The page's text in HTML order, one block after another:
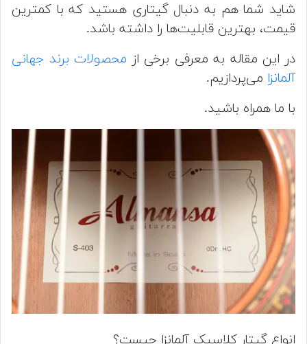
شاید شما هم به دنبال گیتاری هستید که با کمترین
قیمت، بهترین قابلیت‌ها را داشته باشد.
در این مقاله به معرفی برخی از محصولات برند جهانی
آلمانزا می‌پردازیم.
با ما همراه باشید.
انواع گیتار کلاسیک آلمانزا چیست؟